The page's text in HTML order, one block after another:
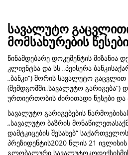
სავალუტო
მომსახურების
წინამდებარე დოკუმენტის
კლიენტსა და სს „პეისერა
„ბანკი“) შორის სავალუტო
(შემდგომში„სავალუტო გარიგება“)
ურთიერთობის ძირითადი წესები და
სავალუტო გარიგებების
„სავალუტო ბაზრის
დამტკიცების შესახებ“
პრეზიდენტის2020 წლის 21
გლობალური